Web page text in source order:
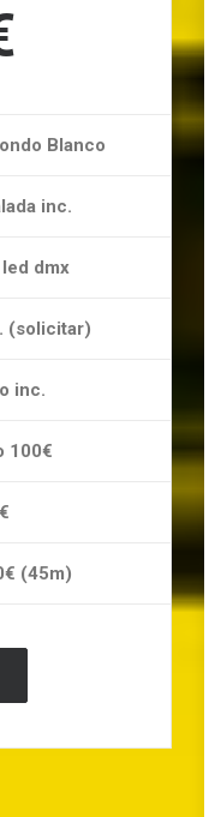
Blanco
inc.
dmx
(solicitar)
inc.
100€
(45m)